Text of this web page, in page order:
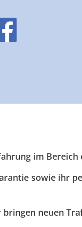
im
sowie ihr
bringen neuen